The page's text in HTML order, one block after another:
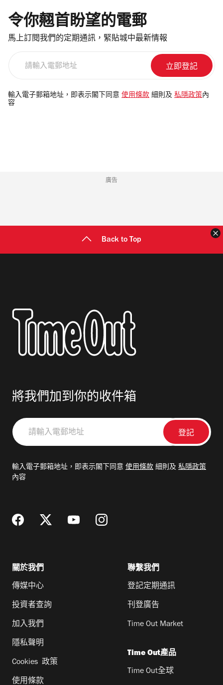
令你翹首盼望的電郵
馬上訂閱我們的定期通訊，緊貼城中最新情報
電
郵
輸入電子郵箱地址，即表示閣下同意 使用條款 細則及 私隱政策 內
容
廣告
Back to Top
將我們加到你的收件箱
請
輸
郵
輸入電子郵箱地址，即表示閣下同意 使用條款 細則及 私隱政策
內容
關於我們
傳媒中心
投資者查詢
加入我們
隱私聲明
Cookies 政策
使用條款
聯繫我們
登記定期通訊
刊登廣告
Time Out Market
Time Out產品
Time Out全球